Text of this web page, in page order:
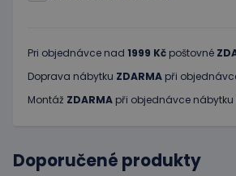
Pri objednávce nad 1999 Kč poštovné
Doprava nábytku ZDARMA při
Montáž ZDARMA při objednávce nábytku
Doporučené produkty